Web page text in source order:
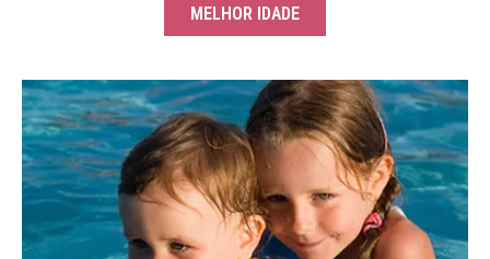
MELHOR IDADE